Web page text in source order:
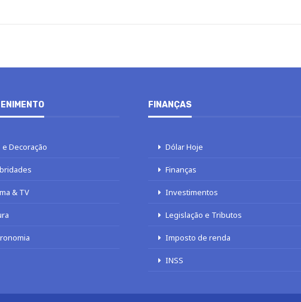
e Decoração
& TV
FINANÇAS
Dólar Hoje
Finanças
Investimentos
Legislação e Tributos
Imposto de renda
INSS